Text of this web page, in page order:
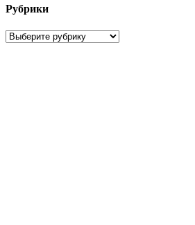
Рубрики
Рубрики